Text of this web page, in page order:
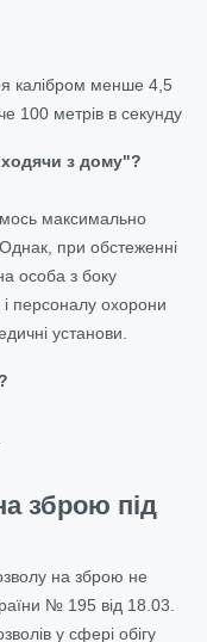
калібром менше 4,5
100 метрів в секунду
з дому"?
максимально
при обстеженні
особа з боку
персоналу охорони
установи.
зброю під
на зброю не
№ 195 від 18.03.
у сфері обігу